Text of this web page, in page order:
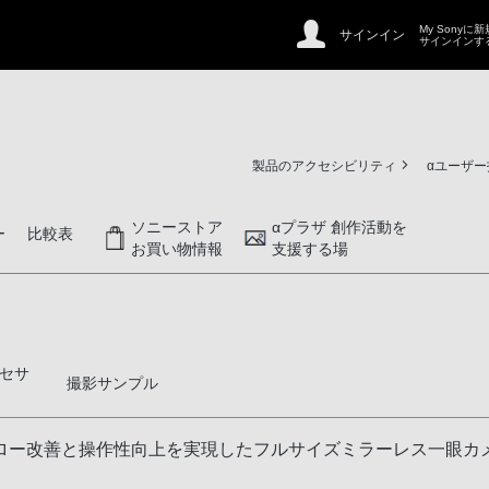
サインイン
My Sonyに新
サインインす
製品のアクセシビリティ αユーザ
比較表
ソニーストア
お買い物情報
αプラザ 創作活動を
支援する場
サ
撮影サンプル
改善と操作性向上を実現したフルサイズミラーレス一眼カ